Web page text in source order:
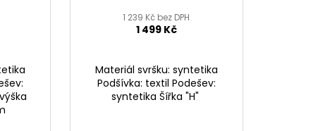
1 239 Kč bez DPH
1 499 Kč
Materiál svršku: syntetika
Podšívka: textil Podešev:
syntetika Šířka "H"